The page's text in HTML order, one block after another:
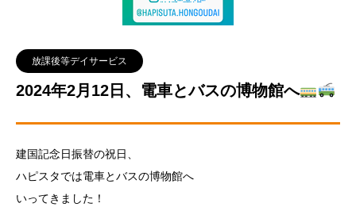
放課後等デイサービス
2024年2月12日、電車とバスの博物館へ
建国記念日振替の祝日、
ハピスタでは電車とバスの博物館へ
いってきました！